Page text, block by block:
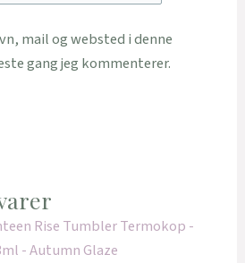
mail og websted i denne
gang jeg kommenterer.